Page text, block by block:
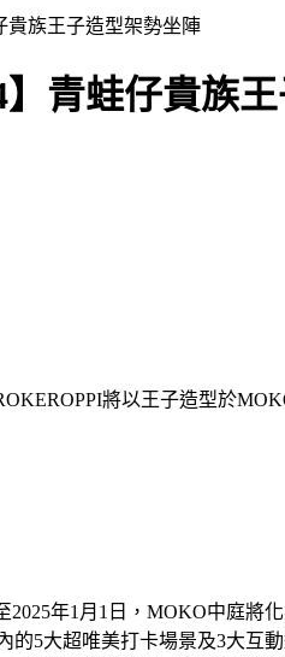
】青蛙仔貴族
將以王子造型於
2025年1月1日，MOKO中庭將
的5大超唯美打卡場景及3大互